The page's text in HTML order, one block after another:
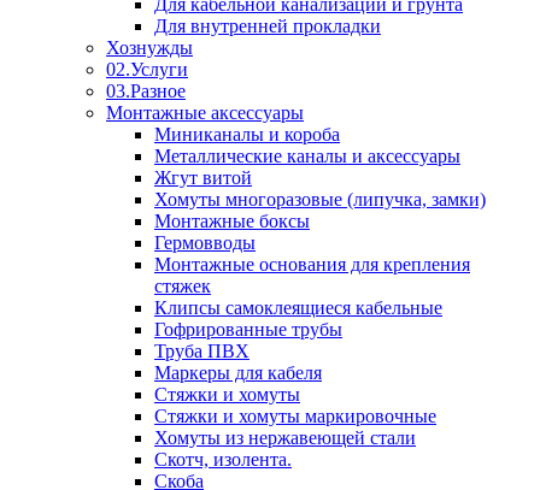
Для кабельной канализации и грунта
Для внутренней прокладки
Хознужды
02.Услуги
03.Разное
Монтажные аксессуары
Миниканалы и короба
Металлические каналы и аксессуары
Жгут витой
Хомуты многоразовые (липучка, замки)
Монтажные боксы
Гермовводы
Монтажные основания для крепления
стяжек
Клипсы самоклеящиеся кабельные
Гофрированные трубы
Труба ПВХ
Маркеры для кабеля
Стяжки и хомуты
Стяжки и хомуты маркировочные
Хомуты из нержавеющей стали
Скотч, изолента.
Скоба